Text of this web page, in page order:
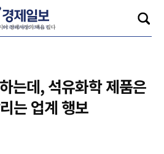
는데, 석유화학 제품은
는 업계 행보